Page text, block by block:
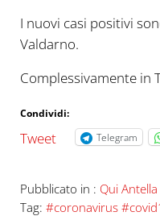
I nuovi casi positivi
Valdarno.
Complessivamente in
Condividi:
Tweet Telegram
Pubblicato in : Qui Antella
Tag: #coronavirus